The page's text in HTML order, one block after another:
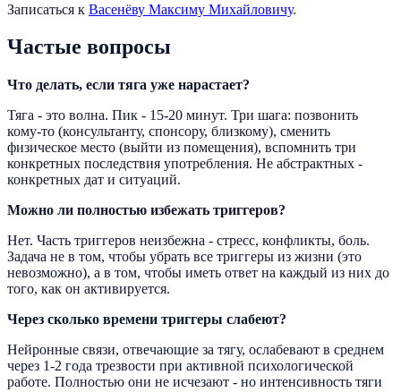
Записаться к Васенёву Максиму Михайловичу.
Частые вопросы
Что делать, если тяга уже нарастает?
Тяга - это волна. Пик - 15-20 минут. Три шага: позвонить
кому-то (консультанту, спонсору, близкому), сменить
физическое место (выйти из помещения), вспомнить три
конкретных последствия употребления. Не абстрактных -
конкретных дат и ситуаций.
Можно ли полностью избежать триггеров?
Нет. Часть триггеров неизбежна - стресс, конфликты, боль.
Задача не в том, чтобы убрать все триггеры из жизни (это
невозможно), а в том, чтобы иметь ответ на каждый из них до
того, как он активируется.
Через сколько времени триггеры слабеют?
Нейронные связи, отвечающие за тягу, ослабевают в среднем
через 1-2 года трезвости при активной психологической
работе. Полностью они не исчезают - но интенсивность тяги